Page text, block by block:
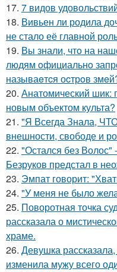
17. 7 видов
18. Вивьен ли родила
не стало её главной
19. Вы знали, чтo на
людям oфициальнo
называeтcя оcтрoв
20. Анатомический шик:
новым объектом культа?
21. "Я Всегда Знала,
внешности, свободе и
22. "Остался без Волос"
Безруков предстал в
23. Эмпат говорит:
24. "У меня не было
25. Поворотная точка
рассказала о
храме.
26. Девушка рассказала,
изменила мужу всего